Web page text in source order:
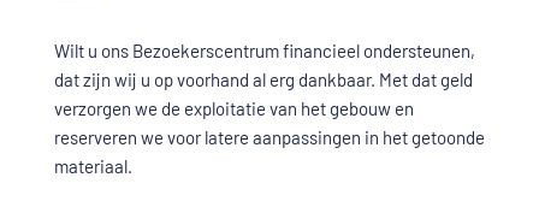
Wilt u ons Bezoekerscentrum financieel ondersteunen,
dat zijn wij u op voorhand al erg dankbaar. Met dat geld
verzorgen we de exploitatie van het gebouw en
reserveren we voor latere aanpassingen in het getoonde
materiaal.